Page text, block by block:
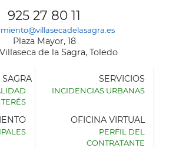
925 27 80 11
Plaza Mayor, 18
de la Sagra, Toledo
SERVICIOS
INCIDENCIAS URBANAS
OFICINA VIRTUAL
PERFIL DEL
CONTRATANTE